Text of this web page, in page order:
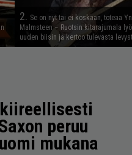
2. Se on nyt tai ei koskaan, toteaa
Malmsteen – Ruotsin kitarajumala
uuden biisin ja kertoo tulevasta
peruu
mukana